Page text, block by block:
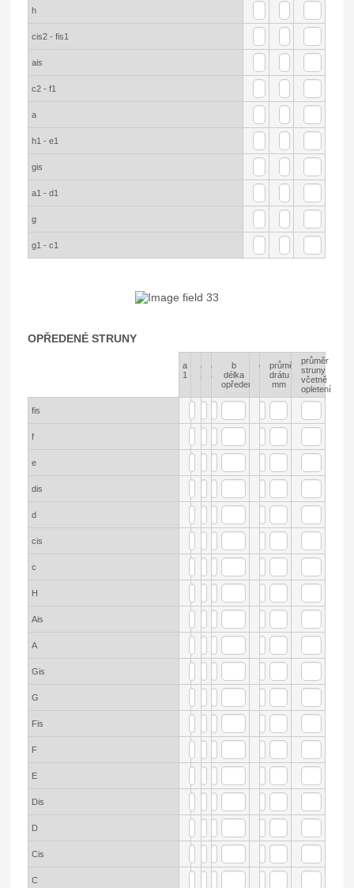
h
cis2 - fis1
ais
c2 - f1
a
h1 - e1
gis
a1 - d1
g
g1 - c1
OPŘEDENÉ STRUNY
a
1
a
2
a
3
b
délka
opředení
c
průměr
drátu
mm
průměr
struny
včetně
opletení
fis
f
e
dis
d
cis
c
H
Ais
A
Gis
G
Fis
F
E
Dis
D
Cis
C